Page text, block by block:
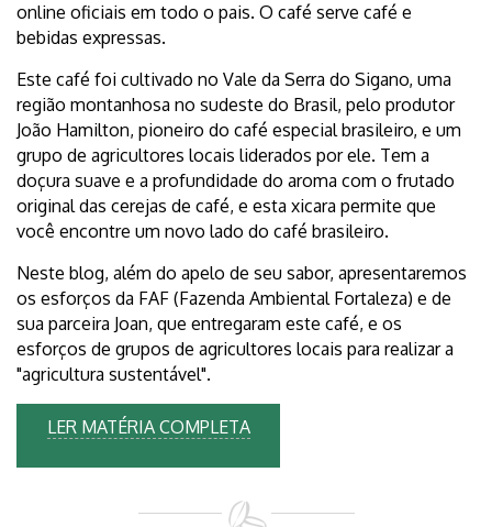
online oficiais em todo o pais. O café serve café e
bebidas expressas.
Este café foi cultivado no Vale da Serra do Sigano, uma
região montanhosa no sudeste do Brasil, pelo produtor
João Hamilton, pioneiro do café especial brasileiro, e um
grupo de agricultores locais liderados por ele. Tem a
doçura suave e a profundidade do aroma com o frutado
original das cerejas de café, e esta xicara permite que
você encontre um novo lado do café brasileiro.
Neste blog, além do apelo de seu sabor, apresentaremos
os esforços da FAF (Fazenda Ambiental Fortaleza) e de
sua parceira Joan, que entregaram este café, e os
esforços de grupos de agricultores locais para realizar a
"agricultura sustentável".
LER MATÉRIA COMPLETA